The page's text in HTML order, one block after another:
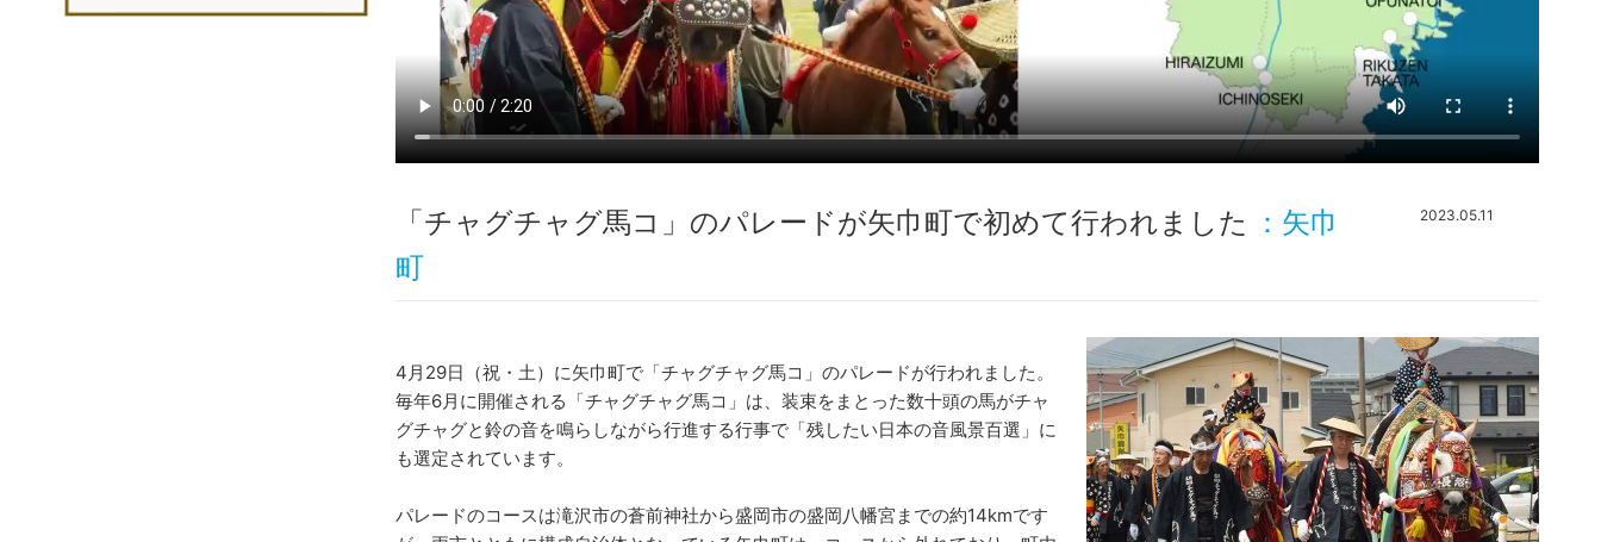
「チャグチャグ馬コ」のパレードが矢巾町で初めて行われました
：矢巾
町
2023.05.11
4月29日（祝・土）に矢巾町で「チャグチャグ馬コ」のパレードが行われました。
毎年6月に開催される「チャグチャグ馬コ」は、装束をまとった数十頭の馬がチャ
グチャグと鈴の音を鳴らしながら行進する行事で「残したい日本の音風景百選」に
も選定されています。
パレードのコースは滝沢市の蒼前神社から盛岡市の盛岡八幡宮までの約14kmです